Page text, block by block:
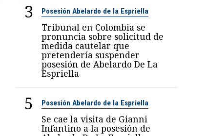
3 Posesión Abelardo de la Espriella
Tribunal en Colombia se
pronuncia sobre solicitud de
medida cautelar que
pretendería suspender
posesión de Abelardo De La
Espriella
5 Posesión Abelardo de la Espriella
Se cae la visita de Gianni
Infantino a la posesión de